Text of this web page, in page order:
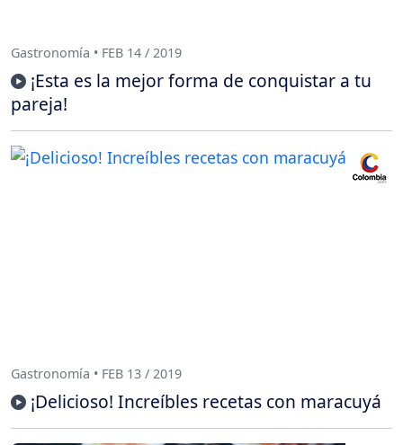
Gastronomía • FEB 14 / 2019
¡Esta es la mejor forma de conquistar a tu
pareja!
Gastronomía • FEB 13 / 2019
¡Delicioso! Increíbles recetas con maracuyá